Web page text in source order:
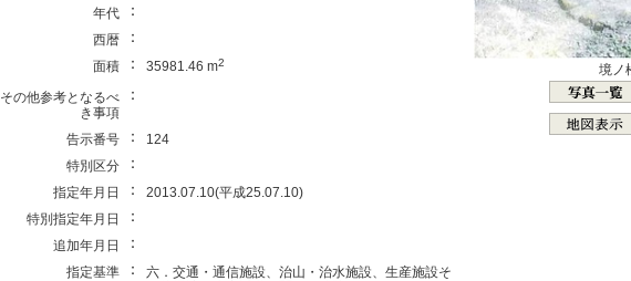
年代
：
西暦 ：
面積 ： 35981.46 m2
その他参考となるべ
き事項
：
告示番号 ：
124
特別区分
：
指定年月日 ：
2013.07.10(平成25.07.10)
特別指定年月日
：
追加年月日 ：
指定基準 ：
六．交通・通信施設、治山・治水施設、生産施設そ
境ノ